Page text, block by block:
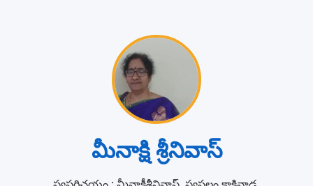
మీనాక్షి శ్రీనివాస్